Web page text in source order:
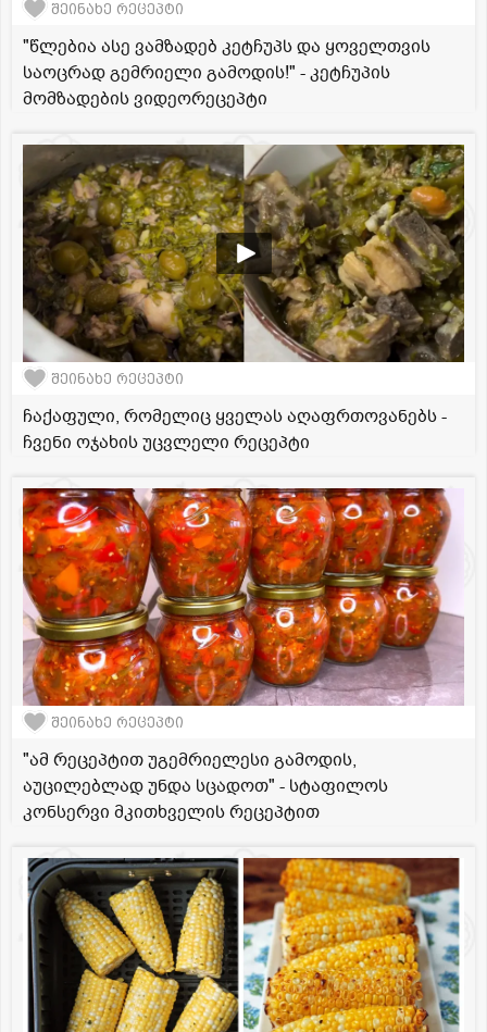
შეინახე რეცეპტი
"წლებია ასე ვამზადებ კეტჩუპს და ყოველთვის
საოცრად გემრიელი გამოდის!" - კეტჩუპის
მომზადების ვიდეორეცეპტი
შეინახე რეცეპტი
ჩაქაფული, რომელიც ყველას აღაფრთოვანებს -
ჩვენი ოჯახის უცვლელი რეცეპტი
შეინახე რეცეპტი
"ამ რეცეპტით უგემრიელესი გამოდის,
აუცილებლად უნდა სცადოთ" - სტაფილოს
კონსერვი მკითხველის რეცეპტით